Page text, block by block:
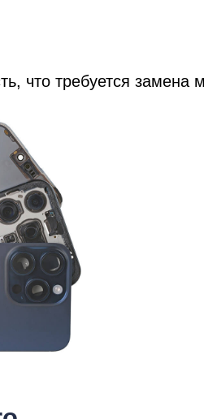
что требуется замена